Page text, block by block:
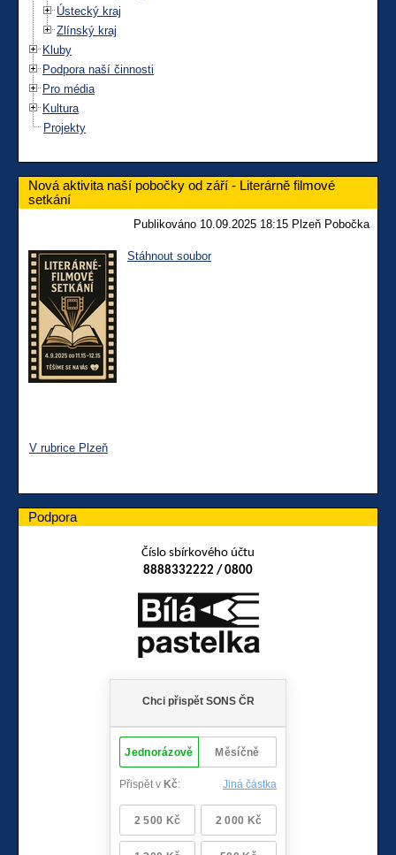
Ústecký kraj
Zlínský kraj
Kluby
Podpora naší činnosti
Pro média
Kultura
Projekty
Nová aktivita naší pobočky od září - Literárně filmové
setkání
Publikováno 10.09.2025 18:15 Plzeň Pobočka
Stáhnout soubor
V rubrice Plzeň
Podpora
Číslo sbírkového účtu
8888332222 / 0800